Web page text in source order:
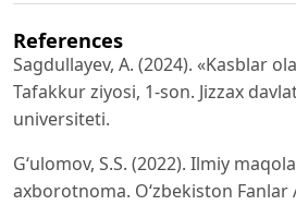
References
Sagdullayev, A. (2024). «Kasblar
Tafakkur ziyosi, 1-son. Jizzax
universiteti.
G‘ulomov, S.S. (2022). Ilmiy
axborotnoma. O‘zbekiston Fanlar